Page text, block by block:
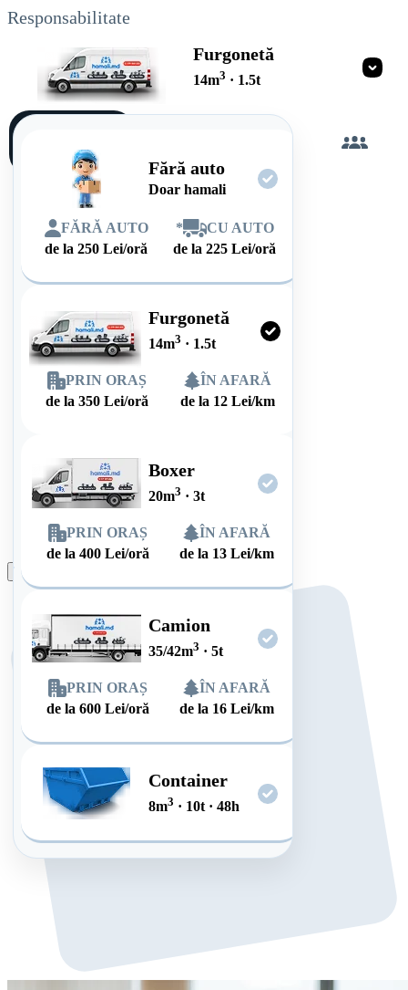
Responsabilitate
Furgonetă
14m3 · 1.5t
Fără auto
Doar hamali
FĂRĂ AUTO
de la250 Lei/oră
*
CU AUTO
de la225 Lei/oră
Furgonetă
14m3 · 1.5t
PRIN ORAȘ
de la 350 Lei/oră
ÎN AFARĂ
de la 12 Lei/km
Boxer
20m3 · 3t
PRIN ORAȘ
de la400 Lei/oră
ÎN AFARĂ
de la 13 Lei/km
Camion
35/42m3 · 5t
PRIN ORAȘ
de la600 Lei/oră
ÎN AFARĂ
de la 16 Lei/km
Container
8m3 · 10t · 48h
singur
Plasează comanda